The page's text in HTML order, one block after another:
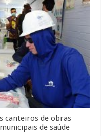
canteiros de obras
de saúde